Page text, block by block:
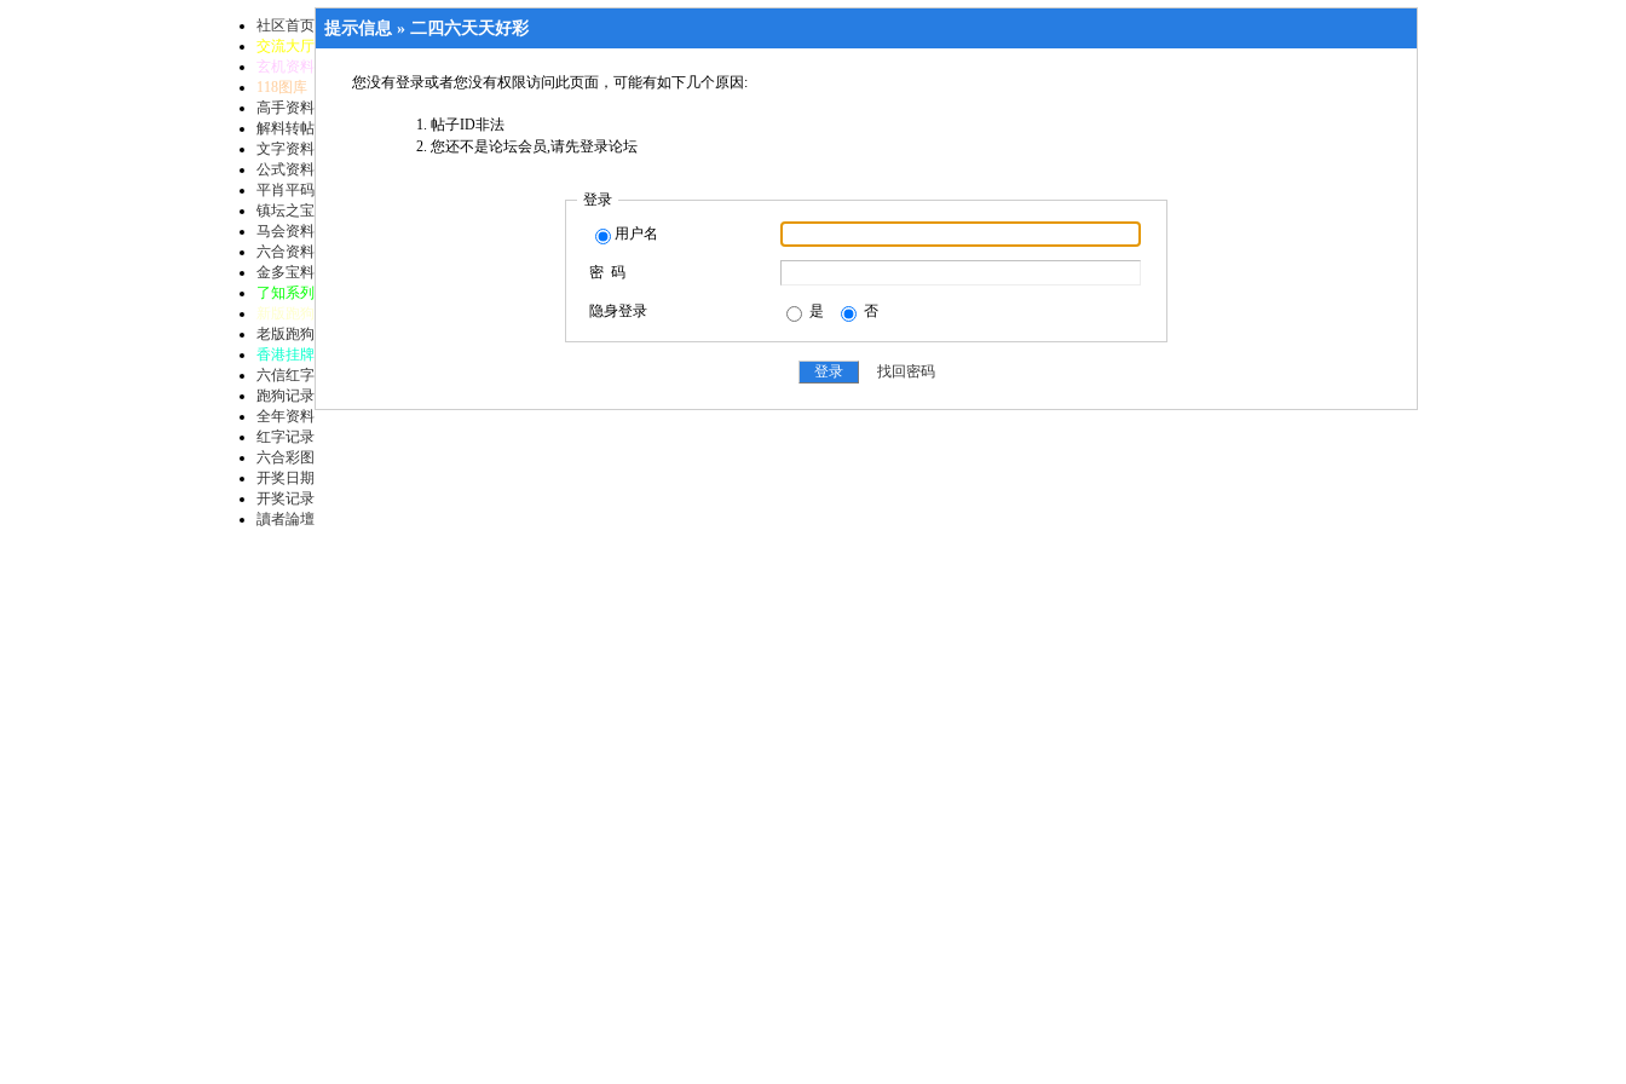
社区首页
交流大厅
玄机资料
118图库
高手资料
解料转帖
文字资料
公式资料
平肖平码
镇坛之宝
马会资料
六合资料
金多宝料
了知系列
新版跑狗
老版跑狗
香港挂牌
六信红字
跑狗记录
全年资料
红字记录
六合彩图
开奖日期
开奖记录
讀者論壇
提示信息 » 二四六天天好彩
您没有登录或者您没有权限访问此页面，可能有如下几个原因:
帖子ID非法
您还不是论坛会员,请先登录论坛
登录
用户名
密 码
隐身登录 是 否
找回密码